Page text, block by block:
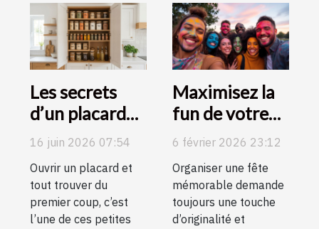
Les secrets
d’un placard
de cuisine bien
ordonné
révélés
16 juin 2026 07:54
Ouvrir un placard et
tout trouver du
premier coup, c’est
l’une de ces petites
Maximisez la
fun de votre
fête avec des
photobooth
sur mesure
6 février 2026 23:12
Organiser une fête
mémorable demande
toujours une touche
d’originalité et